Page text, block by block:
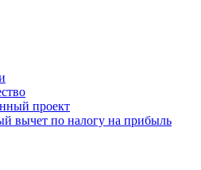
проект
вычет по налогу на прибыль